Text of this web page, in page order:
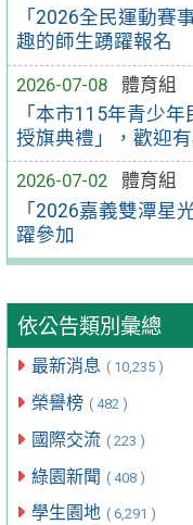
「2026全民運動賽
趣的師生踴躍報名
2026-07-08
體育組
「本市115年青少
授旗典禮」，歡迎
2026-07-02
體育組
「2026嘉義雙潭星
躍參加
依公告類別彙總
最新消息 ( 10,235 )
榮譽榜 ( 482 )
國際交流 ( 223 )
綠園新聞 ( 408 )
學生園地 ( 6,291 )